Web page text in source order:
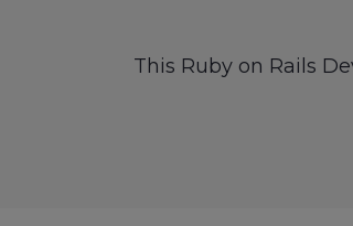
This Ruby on Rails